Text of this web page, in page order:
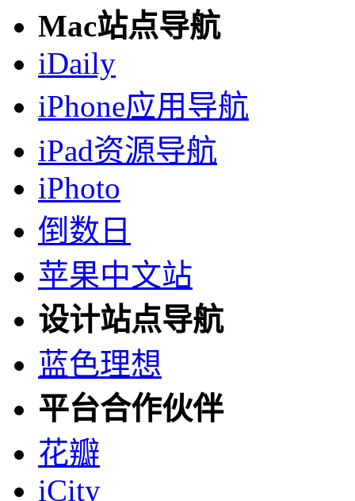
Mac站点导航
iDaily
iPhone应用导航
iPad资源导航
iPhoto
倒数日
苹果中文站
设计站点导航
蓝色理想
平台合作伙伴
花瓣
iCity